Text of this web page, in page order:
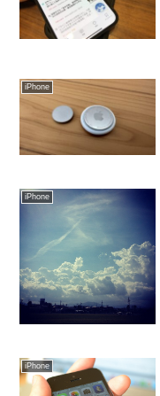
iPhone
iPhone
iPhone